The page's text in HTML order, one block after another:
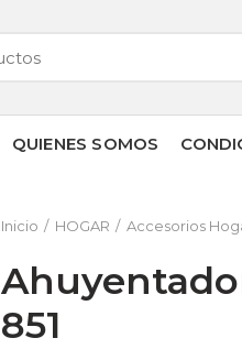
QUIENES SOMOS
Inicio HOGAR Accesorios
851